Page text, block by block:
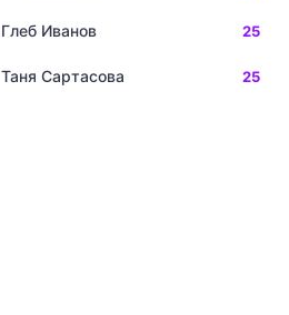
Глеб Иванов 25
Таня Сартасова 25